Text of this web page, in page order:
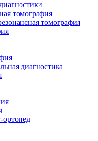
томография
томография
диагностика
ортопед